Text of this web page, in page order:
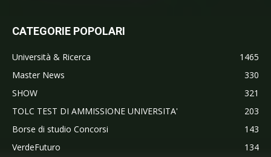
CATEGORIE POPOLARI
Università & Ricerca
1465
Master News
330
SHOW
321
TOLC TEST DI AMMISSIONE UNIVERSITA'
203
Borse di studio Concorsi
143
VerdeFuturo
134